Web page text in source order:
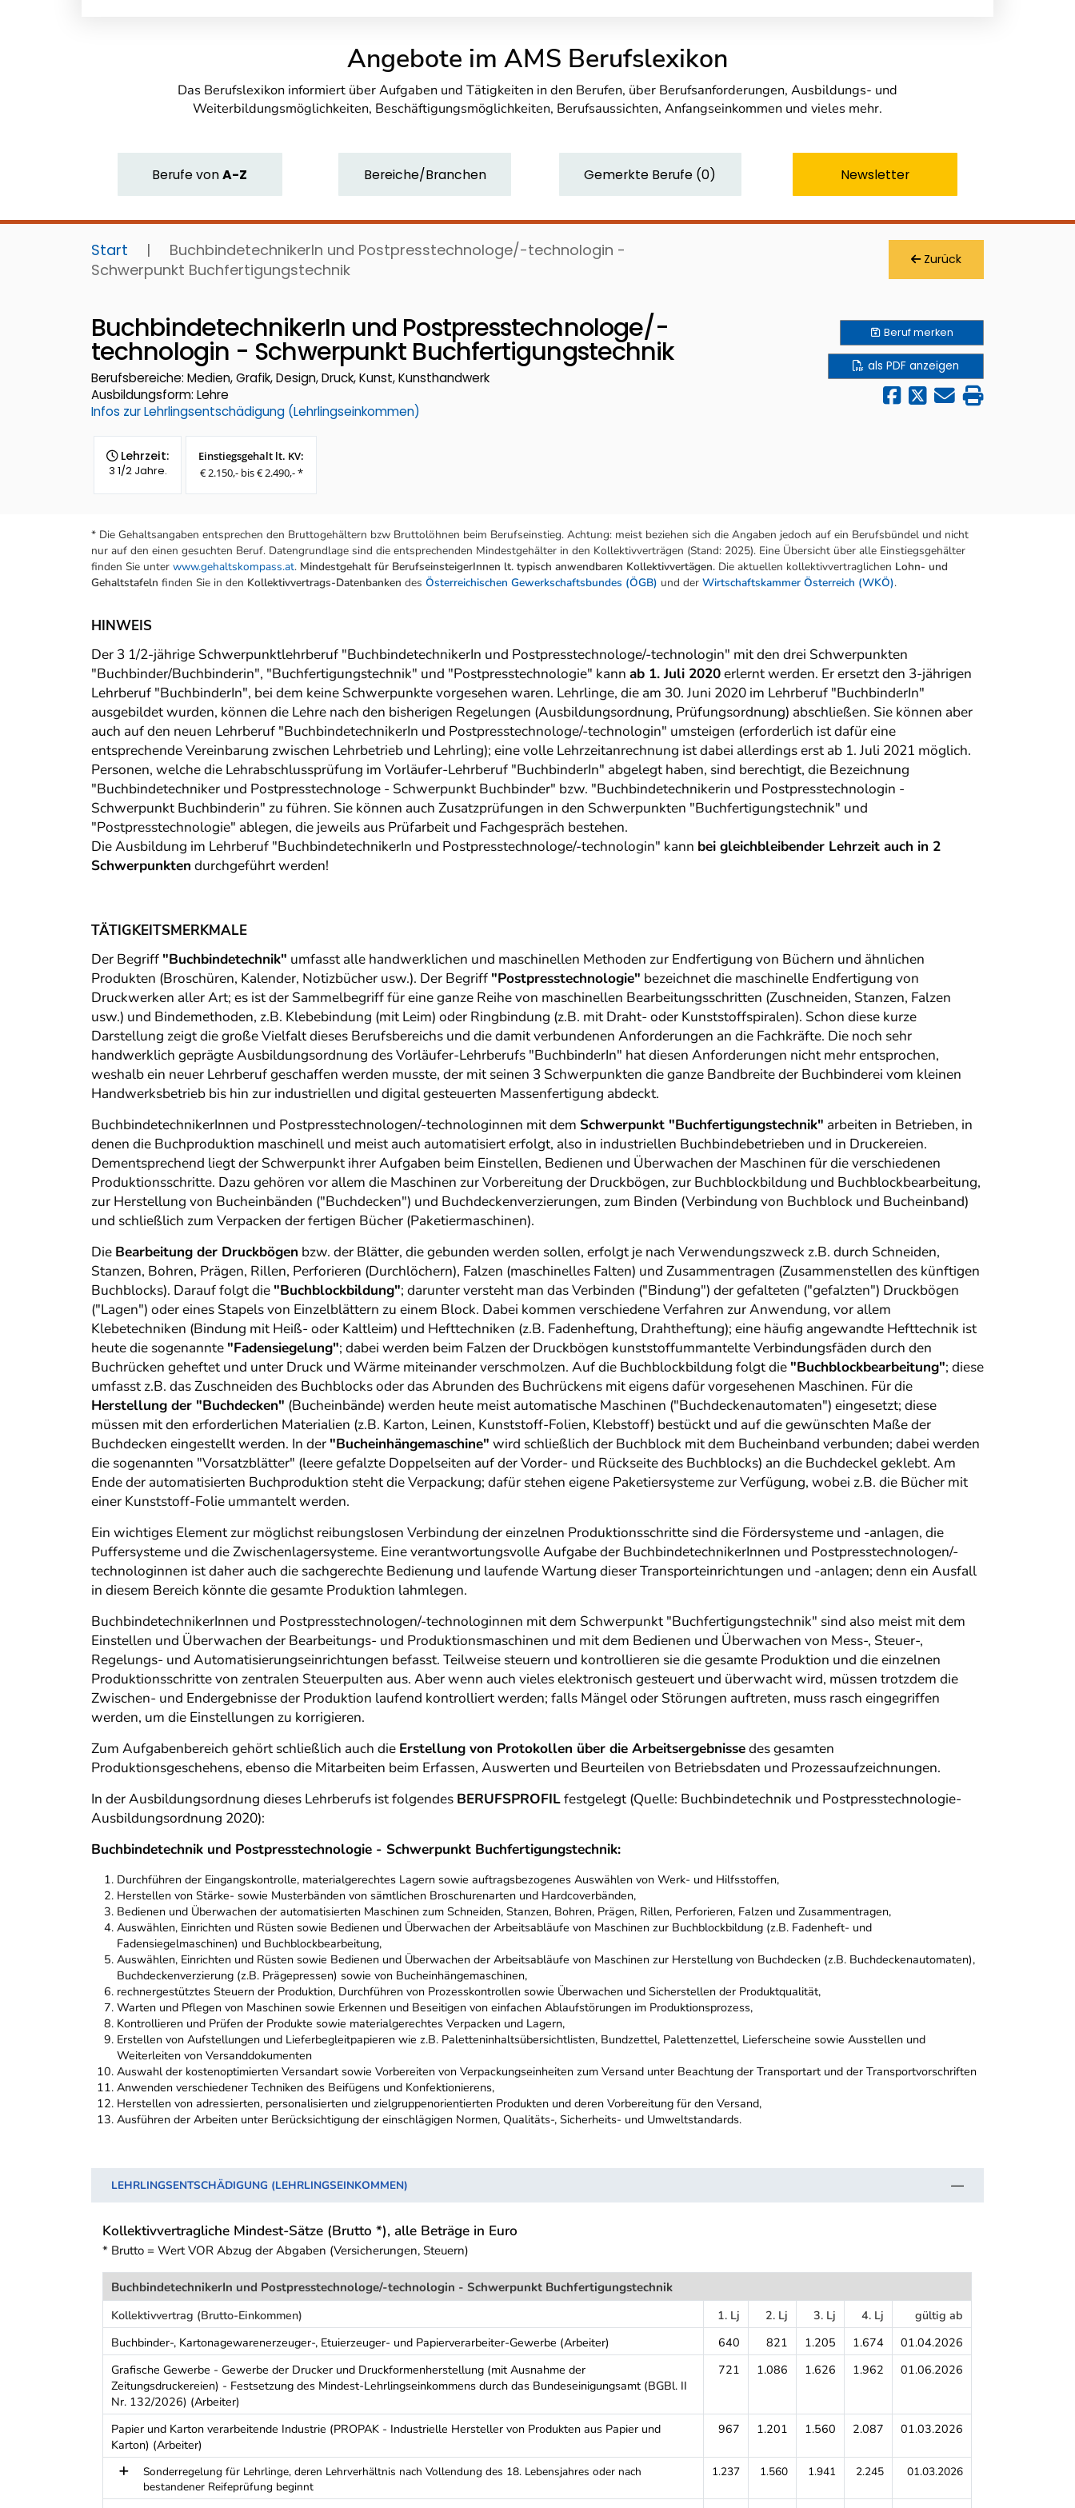
Angebote im AMS Berufslexikon
Das Berufslexikon informiert über Aufgaben und Tätigkeiten in den Berufen, über Berufsanforderungen, Ausbildungs- und
Weiterbildungsmöglichkeiten, Beschäftigungsmöglichkeiten, Berufsaussichten, Anfangseinkommen und vieles mehr.
BerufevonA-Z Bereiche/Branchen Gemerkte Berufe (0) Newsletter
Start |
BuchbindetechnikerIn und Postpresstechnologe/-technologin -
Schwerpunkt Buchfertigungstechnik
Zurück
BuchbindetechnikerIn und Postpresstechnologe/-
technologin - Schwerpunkt Buchfertigungstechnik
Berufsbereiche: Medien, Grafik, Design, Druck, Kunst, Kunsthandwerk
Ausbildungsform: Lehre
Infos zur Lehrlingsentschädigung (Lehrlingseinkommen)
Lehrzeit:
3 1/2 Jahre.
Einstiegsgehalt lt. KV:
€ 2.150,- bis € 2.490,- *
Berufmerken
als PDF anzeigen
* Die Gehaltsangaben entsprechen den Bruttogehältern bzw Bruttolöhnen beim Berufseinstieg. Achtung: meist beziehen sich die Angaben jedoch auf ein Berufsbündel und nicht
nur auf den einen gesuchten Beruf. Datengrundlage sind die entsprechenden Mindestgehälter in den Kollektivverträgen (Stand: 2025). Eine Übersicht über alle Einstiegsgehälter
finden Sie unter www.gehaltskompass.at. Mindestgehalt für BerufseinsteigerInnen lt. typisch anwendbaren Kollektivvertägen. Die aktuellen kollektivvertraglichen Lohn- und
Gehaltstafeln finden Sie in den Kollektivvertrags-Datenbanken des Österreichischen Gewerkschaftsbundes (ÖGB) und der Wirtschaftskammer Österreich (WKÖ).
HINWEIS
Der 3 1/2-jährige Schwerpunktlehrberuf "BuchbindetechnikerIn und Postpresstechnologe/-technologin" mit den drei Schwerpunkten
"Buchbinder/Buchbinderin", "Buchfertigungstechnik" und "Postpresstechnologie" kann ab 1. Juli 2020erlernt werden. Er ersetzt den 3-jährigen
Lehrberuf "BuchbinderIn", bei dem keine Schwerpunkte vorgesehen waren. Lehrlinge, die am 30. Juni 2020 im Lehrberuf "BuchbinderIn"
ausgebildet wurden, können die Lehre nach den bisherigen Regelungen (Ausbildungsordnung, Prüfungsordnung) abschließen. Sie können aber
auch auf den neuen Lehrberuf "BuchbindetechnikerIn und Postpresstechnologe/-technologin" umsteigen (erforderlich ist dafür eine
entsprechende Vereinbarung zwischen Lehrbetrieb und Lehrling); eine volle Lehrzeitanrechnung ist dabei allerdings erst ab 1. Juli 2021 möglich.
Personen, welche die Lehrabschlussprüfung im Vorläufer-Lehrberuf "BuchbinderIn" abgelegt haben, sind berechtigt, die Bezeichnung
"Buchbindetechniker und Postpresstechnologe - Schwerpunkt Buchbinder" bzw. "Buchbindetechnikerin und Postpresstechnologin -
Schwerpunkt Buchbinderin" zu führen. Sie können auch Zusatzprüfungen in den Schwerpunkten "Buchfertigungstechnik" und
"Postpresstechnologie" ablegen, die jeweils aus Prüfarbeit und Fachgespräch bestehen.
Die Ausbildung im Lehrberuf "BuchbindetechnikerIn und Postpresstechnologe/-technologin" kann bei gleichbleibender Lehrzeit auch in 2
Schwerpunkten durchgeführt werden!
TÄTIGKEITSMERKMALE
Der Begriff "Buchbindetechnik" umfasst alle handwerklichen und maschinellen Methoden zur Endfertigung von Büchern und ähnlichen
Produkten (Broschüren, Kalender, Notizbücher usw.). Der Begriff "Postpresstechnologie" bezeichnet die maschinelle Endfertigung von
Druckwerken aller Art; es ist der Sammelbegriff für eine ganze Reihe von maschinellen Bearbeitungsschritten (Zuschneiden, Stanzen, Falzen
usw.) und Bindemethoden, z.B. Klebebindung (mit Leim) oder Ringbindung (z.B. mit Draht- oder Kunststoffspiralen). Schon diese kurze
Darstellung zeigt die große Vielfalt dieses Berufsbereichs und die damit verbundenen Anforderungen an die Fachkräfte. Die noch sehr
handwerklich geprägte Ausbildungsordnung des Vorläufer-Lehrberufs "BuchbinderIn" hat diesen Anforderungen nicht mehr entsprochen,
weshalb ein neuer Lehrberuf geschaffen werden musste, der mit seinen 3 Schwerpunkten die ganze Bandbreite der Buchbinderei vom kleinen
Handwerksbetrieb bis hin zur industriellen und digital gesteuerten Massenfertigung abdeckt.
BuchbindetechnikerInnen und Postpresstechnologen/-technologinnen mit dem Schwerpunkt "Buchfertigungstechnik" arbeiten in Betrieben, in
denen die Buchproduktion maschinell und meist auch automatisiert erfolgt, also in industriellen Buchbindebetrieben und in Druckereien.
Dementsprechend liegt der Schwerpunkt ihrer Aufgaben beim Einstellen, Bedienen und Überwachen der Maschinen für die verschiedenen
Produktionsschritte. Dazu gehören vor allem die Maschinen zur Vorbereitung der Druckbögen, zur Buchblockbildung und Buchblockbearbeitung,
zur Herstellung von Bucheinbänden ("Buchdecken") und Buchdeckenverzierungen, zum Binden (Verbindung von Buchblock und Bucheinband)
und schließlich zum Verpacken der fertigen Bücher (Paketiermaschinen).
Die Bearbeitung der Druckbögen bzw. der Blätter, die gebunden werden sollen, erfolgt je nach Verwendungszweck z.B. durch Schneiden,
Stanzen, Bohren, Prägen, Rillen, Perforieren (Durchlöchern), Falzen (maschinelles Falten) und Zusammentragen (Zusammenstellen des künftigen
Buchblocks). Darauf folgt die "Buchblockbildung"; darunter versteht man das Verbinden ("Bindung") der gefalteten ("gefalzten") Druckbögen
("Lagen") oder eines Stapels von Einzelblättern zu einem Block. Dabei kommen verschiedene Verfahren zur Anwendung, vor allem
Klebetechniken (Bindung mit Heiß- oder Kaltleim) und Hefttechniken (z.B. Fadenheftung, Drahtheftung); eine häufig angewandte Hefttechnik ist
heute die sogenannte "Fadensiegelung"; dabei werden beim Falzen der Druckbögen kunststoffummantelte Verbindungsfäden durch den
Buchrücken geheftet und unter Druck und Wärme miteinander verschmolzen. Auf die Buchblockbildung folgt die "Buchblockbearbeitung"; diese
umfasst z.B. das Zuschneiden des Buchblocks oder das Abrunden des Buchrückens mit eigens dafür vorgesehenen Maschinen. Für die
Herstellung der "Buchdecken" (Bucheinbände) werden heute meist automatische Maschinen ("Buchdeckenautomaten") eingesetzt; diese
müssen mit den erforderlichen Materialien (z.B. Karton, Leinen, Kunststoff-Folien, Klebstoff) bestückt und auf die gewünschten Maße der
Buchdecken eingestellt werden. In der "Bucheinhängemaschine" wird schließlich der Buchblock mit dem Bucheinband verbunden; dabei werden
die sogenannten "Vorsatzblätter" (leere gefalzte Doppelseiten auf der Vorder- und Rückseite des Buchblocks) an die Buchdeckel geklebt. Am
Ende der automatisierten Buchproduktion steht die Verpackung; dafür stehen eigene Paketiersysteme zur Verfügung, wobei z.B. die Bücher mit
einer Kunststoff-Folie ummantelt werden.
Ein wichtiges Element zur möglichst reibungslosen Verbindung der einzelnen Produktionsschritte sind die Fördersysteme und -anlagen, die
Puffersysteme und die Zwischenlagersysteme. Eine verantwortungsvolle Aufgabe der BuchbindetechnikerInnen und Postpresstechnologen/-
technologinnen ist daher auch die sachgerechte Bedienung und laufende Wartung dieser Transporteinrichtungen und -anlagen; denn ein Ausfall
in diesem Bereich könnte die gesamte Produktion lahmlegen.
BuchbindetechnikerInnen und Postpresstechnologen/-technologinnen mit dem Schwerpunkt "Buchfertigungstechnik" sind also meist mit dem
Einstellen und Überwachen der Bearbeitungs- und Produktionsmaschinen und mit dem Bedienen und Überwachen von Mess-, Steuer-,
Regelungs- und Automatisierungseinrichtungen befasst. Teilweise steuern und kontrollieren sie die gesamte Produktion und die einzelnen
Produktionsschritte von zentralen Steuerpulten aus. Aber wenn auch vieles elektronisch gesteuert und überwacht wird, müssen trotzdem die
Zwischen- und Endergebnisse der Produktion laufend kontrolliert werden; falls Mängel oder Störungen auftreten, muss rasch eingegriffen
werden, um die Einstellungen zu korrigieren.
Zum Aufgabenbereich gehört schließlich auch die Erstellung von Protokollen über die Arbeitsergebnissedes gesamten
Produktionsgeschehens, ebenso die Mitarbeiten beim Erfassen, Auswerten und Beurteilen von Betriebsdaten und Prozessaufzeichnungen.
In der Ausbildungsordnung dieses Lehrberufs ist folgendes BERUFSPROFILfestgelegt (Quelle: Buchbindetechnik und Postpresstechnologie-
Ausbildungsordnung 2020):
Buchbindetechnik und Postpresstechnologie - Schwerpunkt Buchfertigungstechnik:
Durchführen der Eingangskontrolle, materialgerechtes Lagern sowie auftragsbezogenes Auswählen von Werk- und Hilfsstoffen,
Herstellen von Stärke- sowie Musterbänden von sämtlichen Broschurenarten und Hardcoverbänden,
Bedienen und Überwachen der automatisierten Maschinen zum Schneiden, Stanzen, Bohren, Prägen, Rillen, Perforieren, Falzen und Zusammentragen,
Auswählen, Einrichten und Rüsten sowie Bedienen und Überwachen der Arbeitsabläufe von Maschinen zur Buchblockbildung (z.B. Fadenheft- und
Fadensiegelmaschinen) und Buchblockbearbeitung,
Auswählen, Einrichten und Rüsten sowie Bedienen und Überwachen der Arbeitsabläufe von Maschinen zur Herstellung von Buchdecken (z.B. Buchdeckenautomaten),
Buchdeckenverzierung (z.B. Prägepressen) sowie von Bucheinhängemaschinen,
rechnergestütztes Steuern der Produktion, Durchführen von Prozesskontrollen sowie Überwachen und Sicherstellen der Produktqualität,
Warten und Pflegen von Maschinen sowie Erkennen und Beseitigen von einfachen Ablaufstörungen im Produktionsprozess,
Kontrollieren und Prüfen der Produkte sowie materialgerechtes Verpacken und Lagern,
Erstellen von Aufstellungen und Lieferbegleitpapieren wie z.B. Paletteninhaltsübersichtlisten, Bundzettel, Palettenzettel, Lieferscheine sowie Ausstellen und
Weiterleiten von Versanddokumenten
Auswahl der kostenoptimierten Versandart sowie Vorbereiten von Verpackungseinheiten zum Versand unter Beachtung der Transportart und der Transportvorschriften
Anwenden verschiedener Techniken des Beifügens und Konfektionierens,
Herstellen von adressierten, personalisierten und zielgruppenorientierten Produkten und deren Vorbereitung für den Versand,
Ausführen der Arbeiten unter Berücksichtigung der einschlägigen Normen, Qualitäts-, Sicherheits- und Umweltstandards.
LEHRLINGSENTSCHÄDIGUNG (LEHRLINGSEINKOMMEN)
Kollektivvertragliche Mindest-Sätze (Brutto *), alle Beträge in Euro
* Brutto = Wert VOR Abzug der Abgaben (Versicherungen, Steuern)
BuchbindetechnikerIn und Postpresstechnologe/-technologin - Schwerpunkt Buchfertigungstechnik
Kollektivvertrag (Brutto-Einkommen)
1. Lj 2. Lj 3. Lj 4. Lj
gültig ab
Buchbinder-, Kartonagewarenerzeuger-, Etuierzeuger- und Papierverarbeiter-Gewerbe (Arbeiter)
640 821 1.205 1.674
01.04.2026
Grafische Gewerbe - Gewerbe der Drucker und Druckformenherstellung (mit Ausnahme der
Zeitungsdruckereien) - Festsetzung des Mindest-Lehrlingseinkommens durch das Bundeseinigungsamt (BGBl. II
Nr. 132/2026) (Arbeiter)
721 1.086 1.626 1.962 01.06.2026
Papier und Karton verarbeitende Industrie (PROPAK - Industrielle Hersteller von Produkten aus Papier und
Karton) (Arbeiter)
967 1.201 1.560 2.087 01.03.2026
Sonderregelung für Lehrlinge, deren Lehrverhältnis nach Vollendung des 18. Lebensjahres oder nach
bestandener Reifeprüfung beginnt
1.237 1.560 1.941 2.245 01.03.2026